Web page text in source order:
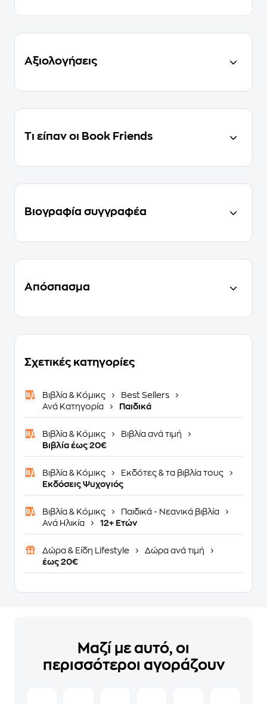
Αξιολογήσεις
Τι είπαν οι Book Friends
Βιογραφία συγγραφέα
Απόσπασμα
Σχετικές κατηγορίες
Βιβλία & Κόμικς
Best Sellers
Ανά Κατηγορία
Παιδικά
Βιβλία & Κόμικς
Βιβλία ανά τιμή
Βιβλία έως 20€
Βιβλία & Κόμικς
Εκδότες & τα βιβλία τους
Εκδόσεις Ψυχογιός
Βιβλία & Κόμικς
Παιδικά - Νεανικά βιβλία
Ανά Ηλικία
12+ Ετών
Δώρα & Είδη Lifestyle
Δώρα ανά τιμή
έως 20€
Μαζί με αυτό, οι
περισσότεροι αγοράζουν